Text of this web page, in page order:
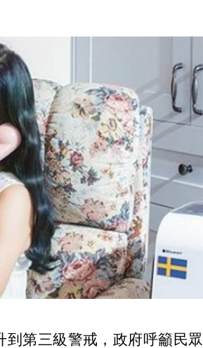
第三級警戒，政府呼籲民眾